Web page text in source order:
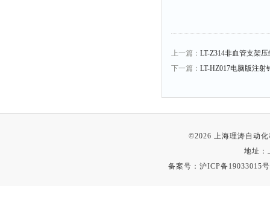
上一篇： LT-Z314非血管支架
下一篇： LT-HZ017电脑版注
©2026 上海理涛自动
地址：
备案号： 沪ICP备19033015